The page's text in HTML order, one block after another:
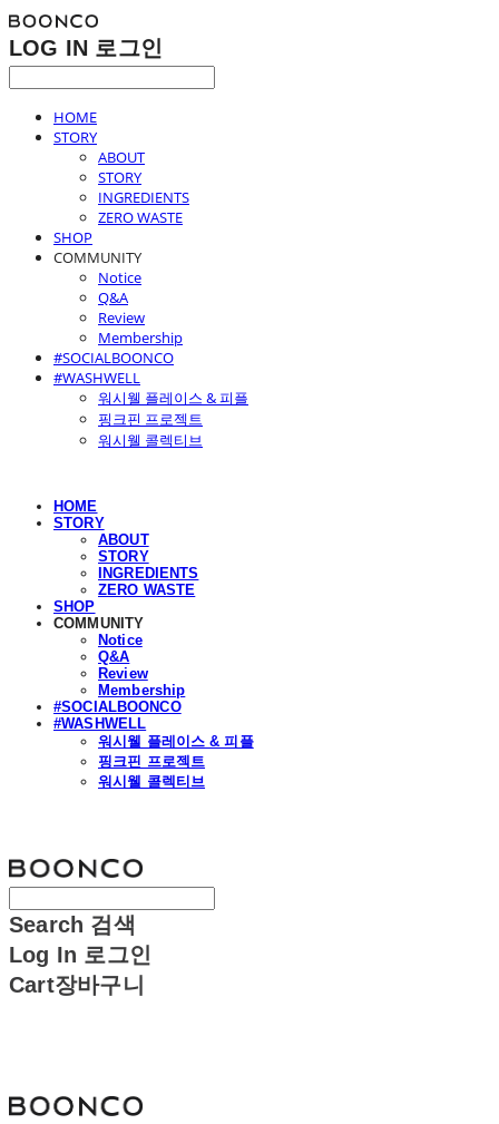
LOG IN 로그인
HOME
STORY
ABOUT
STORY
INGREDIENTS
ZERO WASTE
SHOP
COMMUNITY
Notice
Q&A
Review
Membership
#SOCIALBOONCO
#WASHWELL
워시웰 플레이스 & 피플
핑크핀 프로젝트
워시웰 콜렉티브
HOME
STORY
ABOUT
STORY
INGREDIENTS
ZERO WASTE
SHOP
COMMUNITY
Notice
Q&A
Review
Membership
#SOCIALBOONCO
#WASHWELL
워시웰 플레이스 & 피플
핑크핀 프로젝트
워시웰 콜렉티브
Search 검색
Log In 로그인
Cart장바구니